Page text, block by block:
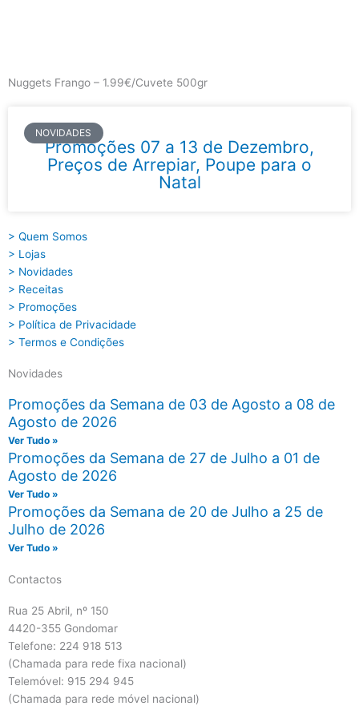
Nuggets Frango – 1.99€/Cuvete 500gr
NOVIDADES
Promoções 07 a 13 de Dezembro,
Preços de Arrepiar, Poupe para o
Natal
> Quem Somos
> Lojas
> Novidades
> Receitas
> Promoções
> Política de Privacidade
> Termos e Condições
Novidades
Promoções da Semana de 03 de Agosto a 08 de
Agosto de 2026
Ver Tudo »
Promoções da Semana de 27 de Julho a 01 de
Agosto de 2026
Ver Tudo »
Promoções da Semana de 20 de Julho a 25 de
Julho de 2026
Ver Tudo »
Contactos
Rua 25 Abril, nº 150
4420-355 Gondomar
Telefone: 224 918 513
(Chamada para rede fixa nacional)
Telemóvel: 915 294 945
(Chamada para rede móvel nacional)